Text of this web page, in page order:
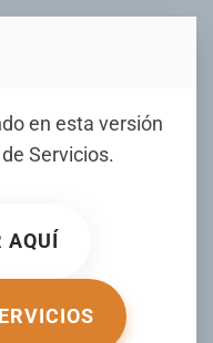
Medios
en esta versión
Servicios.
AQUÍ
de
03 JULIO 2025